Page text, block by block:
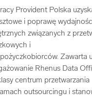
Provident Polska
i poprawę
związanych z
i
Zawarta
Rhenus Data
centrum przetwarzania
outsourcingu i